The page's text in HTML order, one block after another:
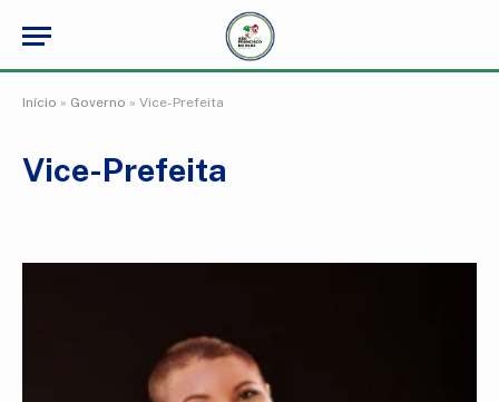
Início » Governo » Vice-Prefeita
Vice-Prefeita